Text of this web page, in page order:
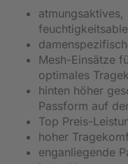
Mesh-Einsätze
optimales
hinten höher
Passform auf
Top Preis-
hoher
enganliegende